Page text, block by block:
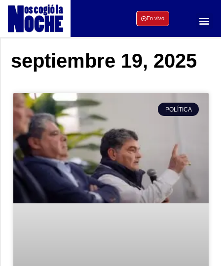
En vivo
septiembre 19, 2025
POLÍTICA